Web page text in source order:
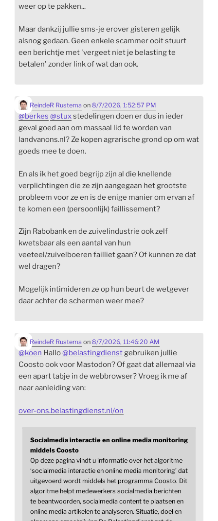
weer op te pakken...
Maar dankzij jullie sms-je erover gisteren gelijk
alsnog gedaan. Geen enkele scammer ooit stuurt
een berichtje met 'vergeet niet je belasting te
betalen' zonder link of wat dan ook.
ReindeR Rustema on 8/7/2026, 1:52:57 PM
@berkes @stuxstedelingen doen er dus in ieder
geval goed aan om massaal lid te worden van
landvanons.nl? Ze kopen agrarische grond op om wat
goeds mee te doen.
En als ik het goed begrijp zijn al die knellende
verplichtingen die ze zijn aangegaan het grootste
probleem voor ze en is de enige manier om ervan af
te komen een (persoonlijk) faillissement?
Zijn Rabobank en de zuivelindustrie ook zelf
kwetsbaar als een aantal van hun
veeteel/zuivelboeren failliet gaan? Of kunnen ze dat
wel dragen?
Mogelijk intimideren ze op hun beurt de wetgever
daar achter de schermen weer mee?
ReindeR Rustema on 8/7/2026, 11:46:20 AM
@koen Hallo@belastingdienstgebruiken jullie
Coosto ook voor Mastodon? Of gaat dat allemaal via
een apart tabje in de webbrowser? Vroeg ik me af
naar aanleiding van:
over-ons.belastingdienst.nl/on
Socialmedia interactie en online media monitoring
middels Coosto
Op deze pagina vindt u informatie over het algoritme
‘socialmedia interactie en online media monitoring’ dat
uitgevoerd wordt middels het programma Coosto. Dit
algoritme helpt medewerkers socialmedia berichten
te beantwoorden, socialmedia content te plaatsen en
online media artikelen te analyseren. Situatie, doel en